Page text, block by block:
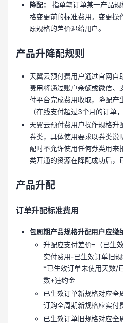
降配：
指单笔订单某一产品
格变更前的标准费用。变更操
原规格的差价退给用户。
产品升降配规则
天翼云预付费用户通过官网自
费用将通过账户余额或微信、
付平台完成费用收取，降配产
（在线支付超过3个月的订单
天翼云预付费用户操作规格升
券类，具体使用要求以券类说
配时不允许使用任何券类用来
类开通的资源在降配成功后，
产品升配
订单升配标准费用
包周期产品规格升配用户应缴
升配应支付差价=（已生
实付费用-已生效订单旧规
*已生效订单未使用天数/
数+违约金
已生效订单新规格对应全
订购全周期新规格应实付
已生效订单旧规格对应全